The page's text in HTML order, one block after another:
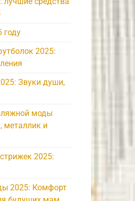
году
2025:
Звуки души,
моды
металлик и
2025:
2025: Комфорт